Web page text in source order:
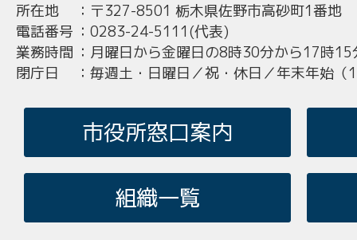
所在地 ： 〒327-8501 栃木県佐野市高砂町1番地
電話番号 ： 0283-24-5111(代表)
業務時間 ： 月曜日から金曜日の8時30分から17時15
閉庁日
： 毎週土・日曜日／祝・休日／年末年始
市役所窓口案内
組織一覧